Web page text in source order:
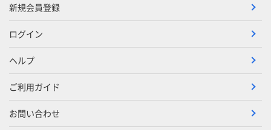
新規会員登録
ログイン
ヘルプ
ご利用ガイド
お問い合わせ